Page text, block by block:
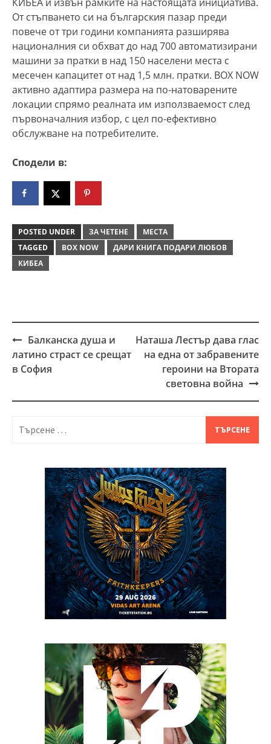
От стъпването си на българския пазар преди
повече от три години компанията разширява
националния си обхват до над 700 автоматизирани
машини за пратки в над 150 населени места с
месечен капацитет от над 1,5 млн. пратки. BOX NOW
активно адаптира размера на по-натоварените
локации спрямо реалната им използваемост след
първоначалния избор, с цел по-ефективно
обслужване на потребителите.
Сподели в:
POSTED UNDER ЗА ЧЕТЕНЕ
МЕСТА
TAGGED
BOX NOW
ДАРИ КНИГА ПОДАРИ ЛЮБОВ
КИБЕА
Post
navigation
Балканска душа и
латино страст се срещат
в София
Наташа Лестър дава глас
на една от забравените
героини на Втората
световна война
Търсене